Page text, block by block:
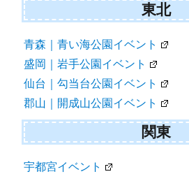
東北
青森｜青い海公園イベント
盛岡｜岩手公園イベント
仙台｜勾当台公園イベント
郡山｜開成山公園イベント
関東
宇都宮イベント